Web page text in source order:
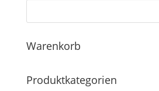
Warenkorb
Produktkategorien